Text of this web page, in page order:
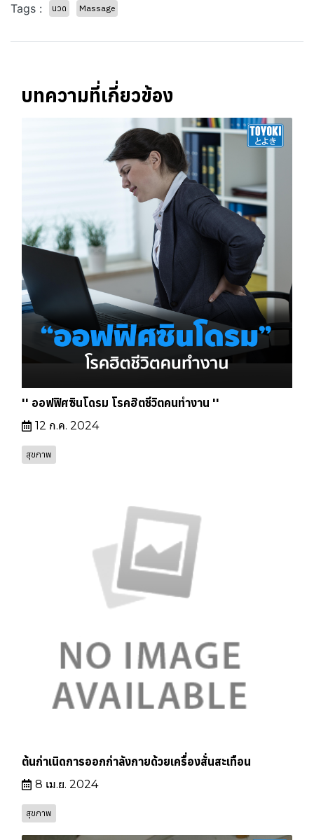
Tags : นวด Massage
บทความที่เกี่ยวข้อง
'' ออฟฟิศซินโดรม โรคฮิตชีวิตคนทำงาน ''
12 ก.ค. 2024
สุขภาพ
ต้นกำเนิดการออกกำลังกายด้วยเครื่องสั่นสะเทือน
8 เม.ย. 2024
สุขภาพ